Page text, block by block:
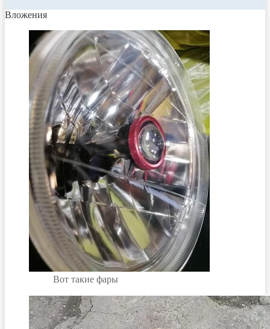
Вложения
Вот такие фары